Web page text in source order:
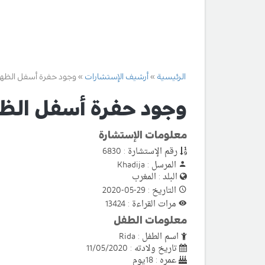
الرئيسية أرشيف الإستشارات وجود حفرة أسفل
وجود حفرة أسفل
معلومات الإستشارة
رقم الإستشارة : 6830
المرسل : Khadija
البلد : المغرب
التاريخ : 29-05-2020
مرات القراءة : 13424
معلومات الطفل
اسم الطفل : Rida
تاريخ ولادته : 11/05/2020
عمره : 18يوم